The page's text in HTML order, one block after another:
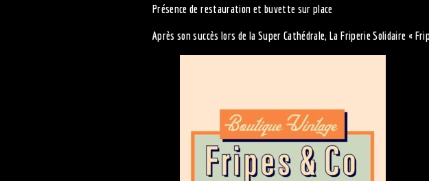
Présence de restauration et buvette sur place
Après son succès lors de la Super Cathédrale, La Friperie Solidaire «